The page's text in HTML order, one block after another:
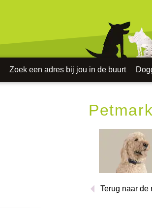
Zoek een adres bij jou in de buurt
Terug naar de